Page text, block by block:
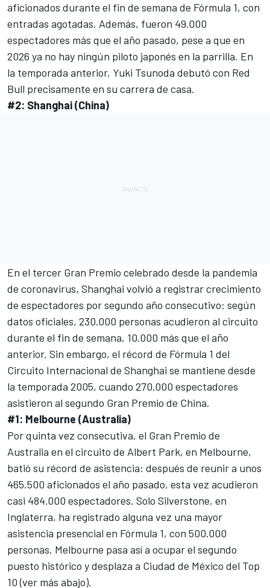
aficionados durante el fin de semana de Fórmula 1, con
entradas agotadas. Además, fueron 49.000
espectadores más que el año pasado, pese a que en
2026 ya no hay ningún piloto japonés en la parrilla. En
la temporada anterior, Yuki Tsunoda debutó con Red
Bull precisamente en su carrera de casa.
#2: Shanghai (China)
En el tercer Gran Premio celebrado desde la pandemia
de coronavirus, Shanghai volvió a registrar crecimiento
de espectadores por segundo año consecutivo: según
datos oficiales, 230.000 personas acudieron al circuito
durante el fin de semana, 10.000 más que el año
anterior. Sin embargo, el récord de Fórmula 1 del
Circuito Internacional de Shanghai se mantiene desde
la temporada 2005, cuando 270.000 espectadores
asistieron al segundo Gran Premio de China.
#1: Melbourne (Australia)
Por quinta vez consecutiva, el Gran Premio de
Australia en el circuito de Albert Park, en Melbourne,
batió su récord de asistencia: después de reunir a unos
465.500 aficionados el año pasado, esta vez acudieron
casi 484.000 espectadores. Solo Silverstone, en
Inglaterra, ha registrado alguna vez una mayor
asistencia presencial en Fórmula 1, con 500.000
personas. Melbourne pasa así a ocupar el segundo
puesto histórico y desplaza a Ciudad de México del Top
10 (ver más abajo).